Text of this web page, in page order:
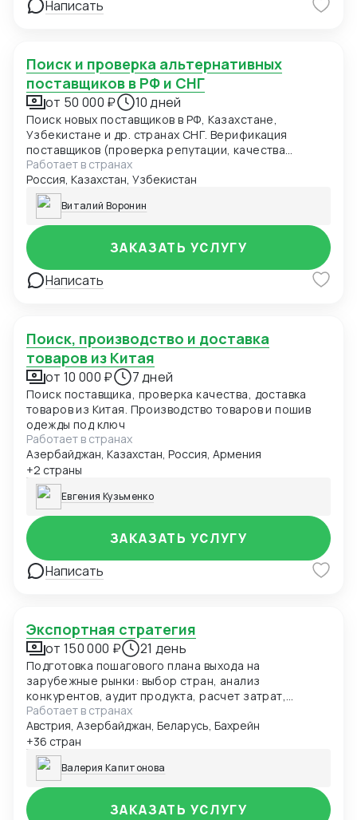
Написать
Поиск и проверка альтернативных
поставщиков в РФ и СНГ
от 50 000 ₽ 10 дней
Поиск новых поставщиков в РФ, Казахстане,
Узбекистане и др. странах СНГ. Верификация
поставщиков (проверка репутации, качества
продукции, условий поставок). Переговоры и
согласование контрактов под требования клиента.
Работает в странах
Россия, Казахстан, Узбекистан
Виталий Воронин
Написать
ЗАКАЗАТЬ УСЛУГУ
Поиск, производство и доставка
товаров из Китая
от 10 000 ₽ 7 дней
Поиск поставщика, проверка качества, доставка
товаров из Китая. Производство товаров и пошив
одежды под ключ
Работает в странах
Азербайджан, Казахстан, Россия, Армения
+2 страны
Евгения Кузьменко
Написать
ЗАКАЗАТЬ УСЛУГУ
Экспортная стратегия
от 150 000 ₽ 21 день
Подготовка пошагового плана выхода на
зарубежные рынки: выбор стран, анализ
конкурентов, аудит продукта, расчет затрат,
стратегия продаж
Работает в странах
Австрия, Азербайджан, Беларусь, Бахрейн
+36 стран
Валерия Капитонова
ЗАКАЗАТЬ УСЛУГУ